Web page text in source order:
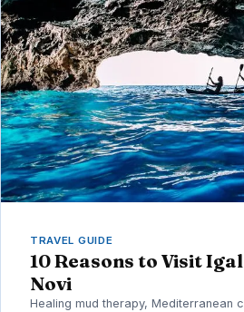
TRAVEL GUIDE
10 Reasons to Visit
Novi
Healing mud therapy, Mediterranean